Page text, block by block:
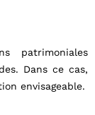
patrimoniales
Dans ce cas,
envisageable.